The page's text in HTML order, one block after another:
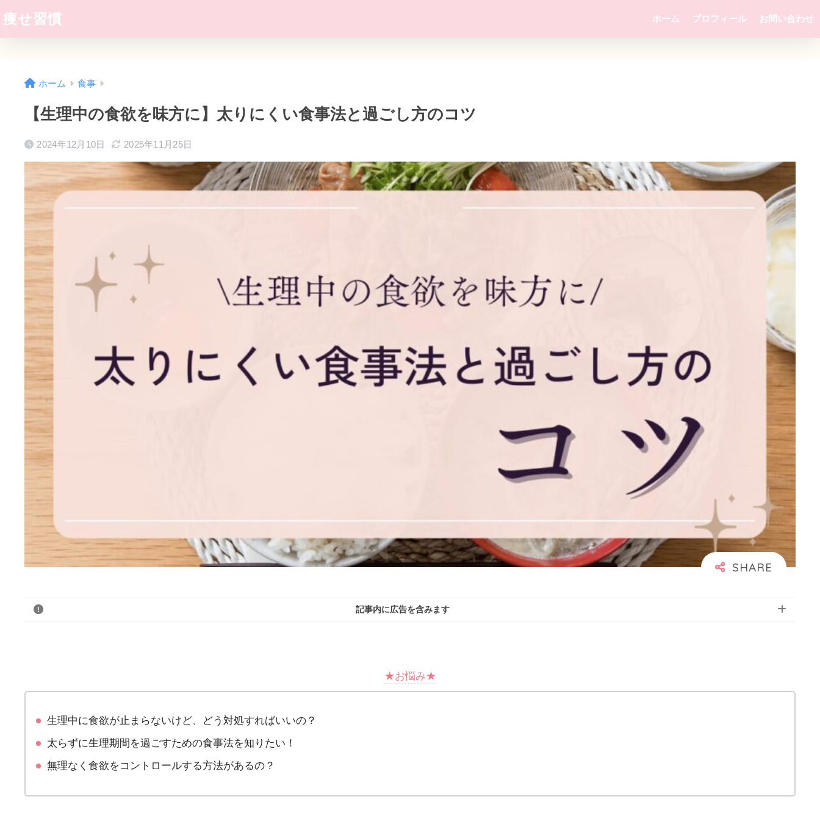
痩せ習慣 ホーム プロフィール お問い合わせ
ホーム 食事
【生理中の食欲を味方に】太りにくい食事法と過ごし方のコツ
2024年12月10日 2025年11月25日
記事内に広告を含みます
★お悩み★
生理中に食欲が止まらないけど、どう対処すればいいの？
太らずに生理期間を過ごすための食事法を知りたい！
無理なく食欲をコントロールする方法があるの？